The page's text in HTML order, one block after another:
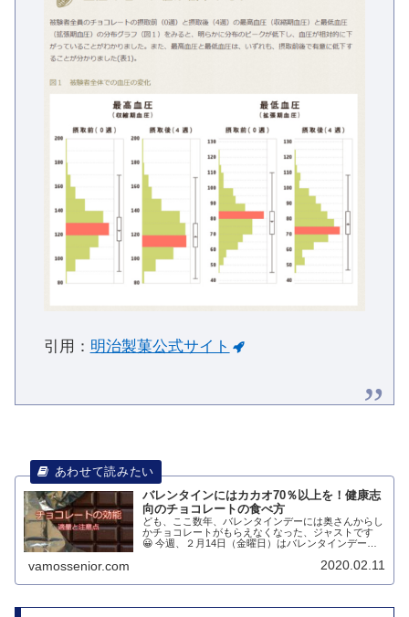
引用： 明治製菓公式サイト
バレンタインにはカカオ70％以上を！健康志
向のチョコレートの食べ方
ども、ここ数年、バレンタインデーには奥さんからし
かチョコレートがもらえなくなった、ジャストです
😀 今週、２月14日（金曜日）はバレンタインデー。
場面、もう過去のモノですね^^;）健康オタ...
vamossenior.com 2020.02.11